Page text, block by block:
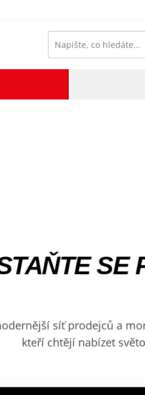
SE
síť prodejců a
kteří chtějí nabízet